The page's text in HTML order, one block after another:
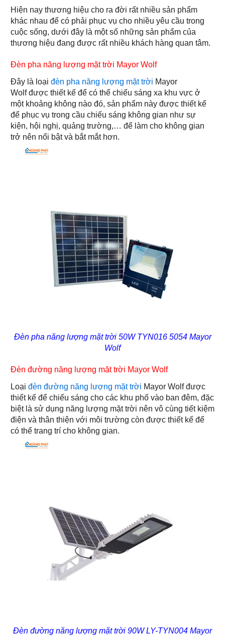
Hiện nay thương hiệu cho ra đời rất nhiều sản phẩm
khác nhau để có phải phục vụ cho nhiều yêu cầu trong
cuộc sống, dưới đây là một số những sản phẩm của
thương hiệu đang được rất nhiều khách hàng quan tâm.
Đèn pha năng lượng mặt trời Mayor Wolf
Đây là loại đèn pha năng lượng mặt trời Mayor
Wolf được thiết kế để có thể chiếu sáng xa khu vực ở
một khoảng không nào đó, sản phẩm này được thiết kế
để phục vụ trong cầu chiếu sáng không gian như sự
kiện, hội nghị, quảng trường,… để làm cho không gian
trở nên nổi bật và bắt mắt hơn.
Đèn pha năng lượng mặt trời 50W TYN016 5054 Mayor
Wolf
Đèn đường năng lượng mặt trời Mayor Wolf
Loại đèn đường năng lượng mặt trời Mayor Wolf được
thiết kế để chiếu sáng cho các khu phố vào ban đêm, đặc
biệt là sử dụng năng lượng mặt trời nên vô cùng tiết kiệm
điện và thân thiện với môi trường còn được thiết kế để
có thể trang trí cho không gian.
Đèn đường năng lượng mặt trời 90W LY-TYN004 Mayor